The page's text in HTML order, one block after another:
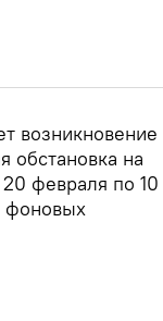
возникновение
обстановка на
февраля по 10
фоновых